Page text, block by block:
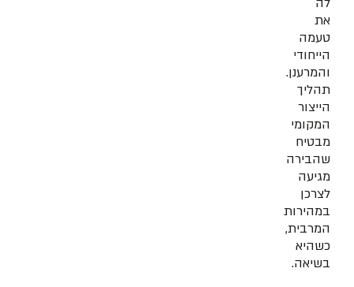
את
טעמה
הייחודי
והמרענן.
תהליך
הייצור
המקומי
מבטיח
שהבירה
מגיעה
לצרכן
במהירות
המרבית,
כשהיא
בשיאה.